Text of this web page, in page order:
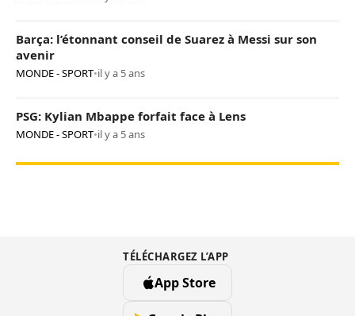
Barça: l’étonnant conseil de Suarez à Messi sur son
avenir
MONDE - SPORT•il y a 5 ans
PSG: Kylian Mbappe forfait face à Lens
MONDE - SPORT•il y a 5 ans
TÉLÉCHARGEZ L’APP
App Store